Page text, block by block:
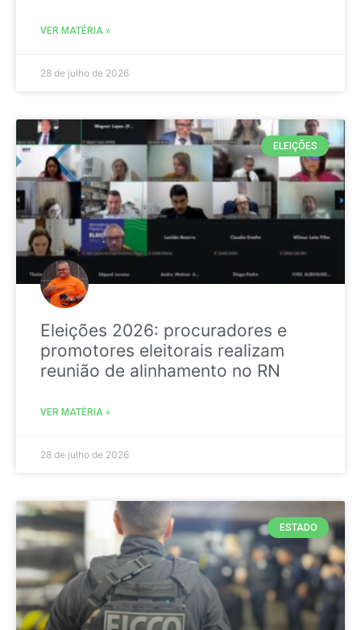
VER MATÉRIA »
28 de julho de 2026
ELEIÇÕES
Eleições 2026: procuradores e
promotores eleitorais realizam
reunião de alinhamento no RN
VER MATÉRIA »
28 de julho de 2026
ESTADO